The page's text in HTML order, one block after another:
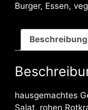
Burger, Essen,
Beschreibung
hausgemachtes
Salat, rohen